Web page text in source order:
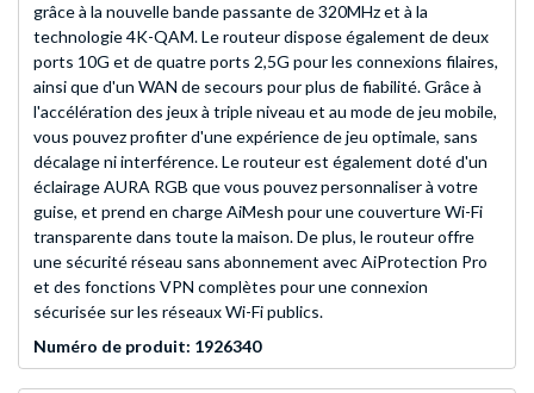
grâce à la nouvelle bande passante de 320MHz et à la
technologie 4K-QAM. Le routeur dispose également de deux
ports 10G et de quatre ports 2,5G pour les connexions filaires,
ainsi que d'un WAN de secours pour plus de fiabilité. Grâce à
l'accélération des jeux à triple niveau et au mode de jeu mobile,
vous pouvez profiter d'une expérience de jeu optimale, sans
décalage ni interférence. Le routeur est également doté d'un
éclairage AURA RGB que vous pouvez personnaliser à votre
guise, et prend en charge AiMesh pour une couverture Wi-Fi
transparente dans toute la maison. De plus, le routeur offre
une sécurité réseau sans abonnement avec AiProtection Pro
et des fonctions VPN complètes pour une connexion
sécurisée sur les réseaux Wi-Fi publics.
Numéro de produit: 1926340